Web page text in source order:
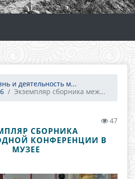
и деятельность м...
Экземпляр сборника меж...
47
СБОРНИКА
КОНФЕРЕНЦИИ В
МУЗЕЕ